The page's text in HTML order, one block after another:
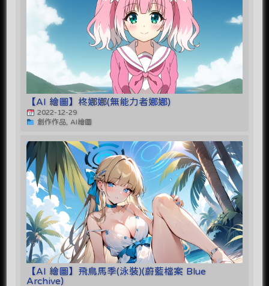
【AI 繪圖】柊娜娜(無能力者娜娜)
2022-12-29
創作作品, AI繪圖
【AI 繪圖】飛鳥馬季(泳裝)(蔚藍檔案 Blue
Archive)